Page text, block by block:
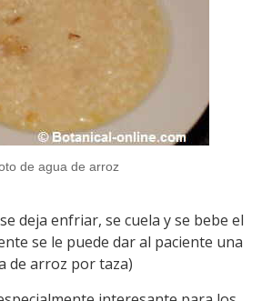
de agua de arroz
deja enfriar, se cuela y se bebe el
se le puede dar al paciente una
de arroz por taza)